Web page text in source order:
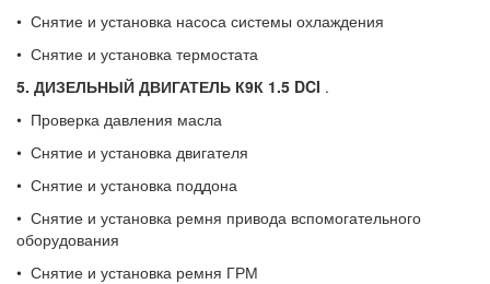
• Снятие и установка насоса системы охлаждения
• Снятие и установка термостата
5. ДИЗЕЛЬНЫЙ ДВИГАТЕЛЬ К9К 1.5 DCI .
• Проверка давления масла
• Снятие и установка двигателя
• Снятие и установка поддона
• Снятие и установка ремня привода вспомогательного
оборудования
• Снятие и установка ремня ГРМ